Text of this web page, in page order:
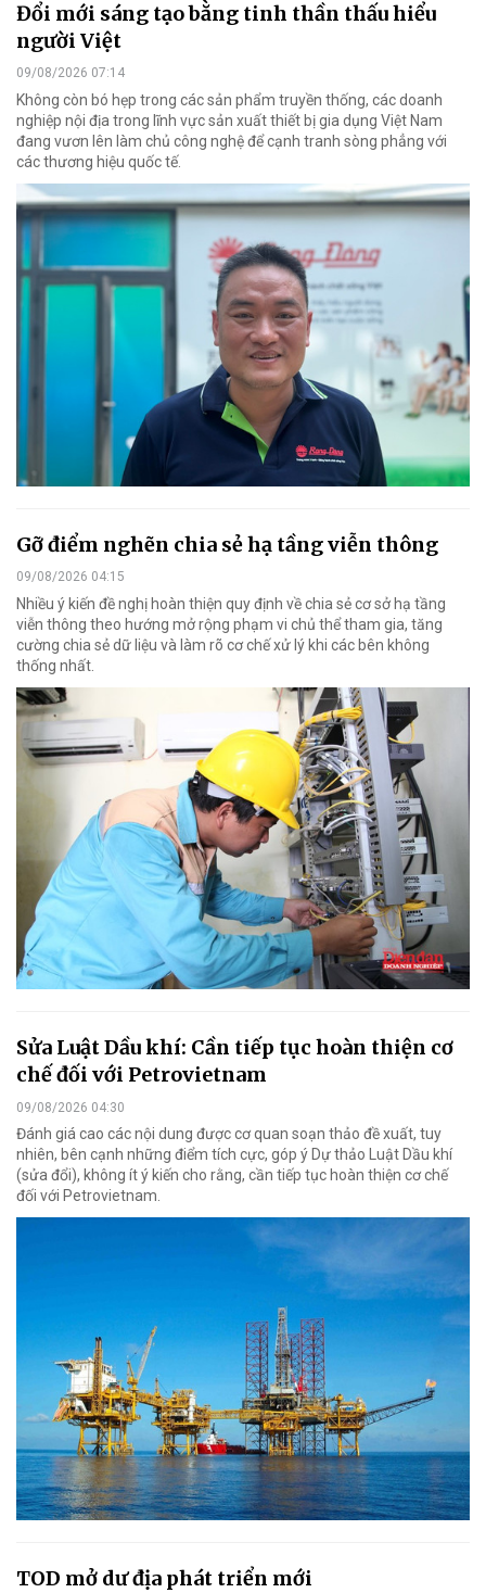
Đổi mới sáng tạo bằng tinh thần thấu hiểu
người Việt
09/08/2026 07:14
Không còn bó hẹp trong các sản phẩm truyền thống, các doanh
nghiệp nội địa trong lĩnh vực sản xuất thiết bị gia dụng Việt Nam
đang vươn lên làm chủ công nghệ để cạnh tranh sòng phẳng với
các thương hiệu quốc tế.
Gỡ điểm nghẽn chia sẻ hạ tầng viễn thông
09/08/2026 04:15
Nhiều ý kiến đề nghị hoàn thiện quy định về chia sẻ cơ sở hạ tầng
viễn thông theo hướng mở rộng phạm vi chủ thể tham gia, tăng
cường chia sẻ dữ liệu và làm rõ cơ chế xử lý khi các bên không
thống nhất.
Sửa Luật Dầu khí: Cần tiếp tục hoàn thiện cơ
chế đối với Petrovietnam
09/08/2026 04:30
Đánh giá cao các nội dung được cơ quan soạn thảo đề xuất, tuy
nhiên, bên cạnh những điểm tích cực, góp ý Dự thảo Luật Dầu khí
(sửa đổi), không ít ý kiến cho rằng, cần tiếp tục hoàn thiện cơ chế
đối với Petrovietnam.
TOD mở dư địa phát triển mới